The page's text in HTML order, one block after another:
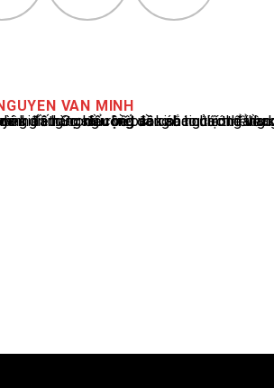
VAN MINH
Ông có kiến thức sâu rộng và kinh nghiệm đáng kể trong việc phân tích và báo cáo về các sự kiện thể thao hàng đầu. Sự hiểu biết sâu sắc của ông về ngành này đã giúp ông xây dựng uy tín và danh tiếng trong cộng đồng báo chí thể thao.